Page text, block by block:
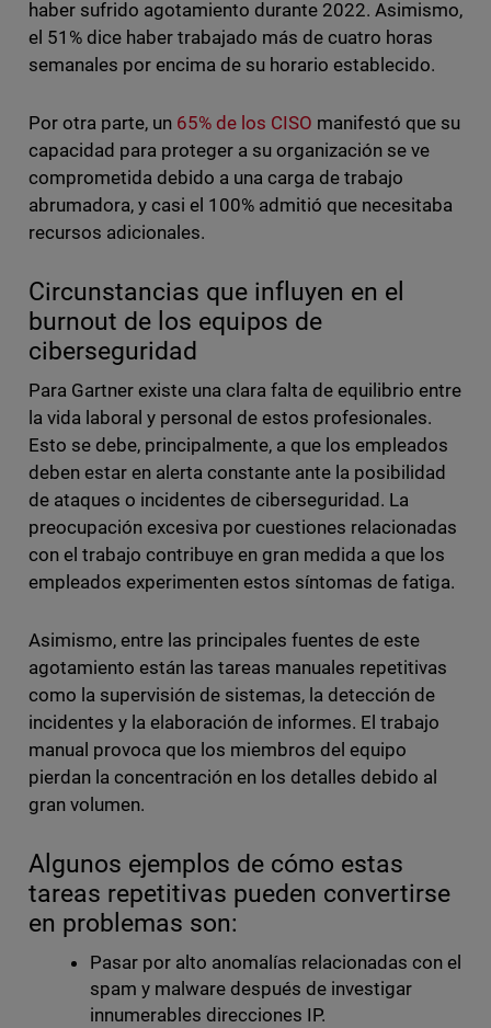
haber sufrido agotamiento durante 2022. Asimismo,
el 51% dice haber trabajado más de cuatro horas
semanales por encima de su horario establecido.
Por otra parte, un 65% de los CISO manifestó que su
capacidad para proteger a su organización se ve
comprometida debido a una carga de trabajo
abrumadora, y casi el 100% admitió que necesitaba
recursos adicionales.
Circunstancias que influyen en el
burnout de los equipos de
ciberseguridad
Para Gartner existe una clara falta de equilibrio entre
la vida laboral y personal de estos profesionales.
Esto se debe, principalmente, a que los empleados
deben estar en alerta constante ante la posibilidad
de ataques o incidentes de ciberseguridad. La
preocupación excesiva por cuestiones relacionadas
con el trabajo contribuye en gran medida a que los
empleados experimenten estos síntomas de fatiga.
Asimismo, entre las principales fuentes de este
agotamiento están las tareas manuales repetitivas
como la supervisión de sistemas, la detección de
incidentes y la elaboración de informes. El trabajo
manual provoca que los miembros del equipo
pierdan la concentración en los detalles debido al
gran volumen.
Algunos ejemplos de cómo estas
tareas repetitivas pueden convertirse
en problemas son:
Pasar por alto anomalías relacionadas con el
spam y malware después de investigar
innumerables direcciones IP.